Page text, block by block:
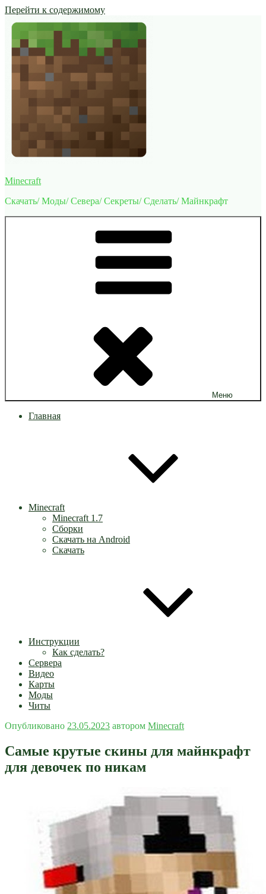
Перейти к содержимому
Minecraft
Скачать/ Моды/ Севера/ Секреты/ Сделать/ Майнкрафт
Меню
Главная
Minecraft
Minecraft 1.7
Сборки
Скачать на Android
Скачать
Инструкции
Как сделать?
Сервера
Видео
Карты
Моды
Читы
Опубликовано 23.05.2023 автором Minecraft
Самые крутые скины для майнкрафт
для девочек по никам